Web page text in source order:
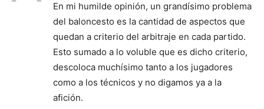
En mi humilde opinión, un grandísimo problema
del baloncesto es la cantidad de aspectos que
quedan a criterio del arbitraje en cada partido.
Esto sumado a lo voluble que es dicho criterio,
descoloca muchísimo tanto a los jugadores
como a los técnicos y no digamos ya a la
afición.